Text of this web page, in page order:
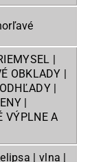
|
OBKLADY |
|
|
VÝPLNE A
| vlna |